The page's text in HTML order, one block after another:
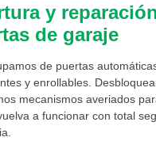
y
de garaje
de puertas
y enrollables.
mecanismos averiados
a funcionar con total